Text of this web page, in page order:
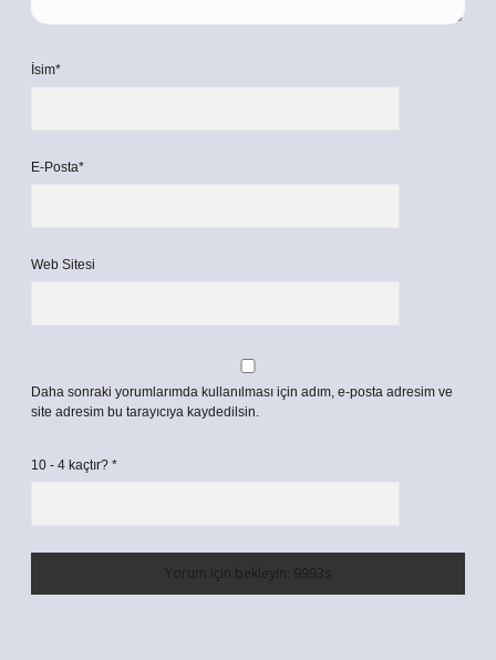
İsim*
E-Posta*
Web Sitesi
Daha sonraki yorumlarımda kullanılması için adım, e-posta adresim ve
site adresim bu tarayıcıya kaydedilsin.
10 - 4 kaçtır? *